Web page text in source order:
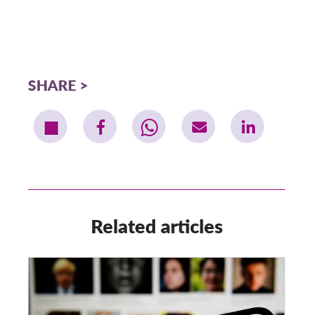
SHARE
Related articles